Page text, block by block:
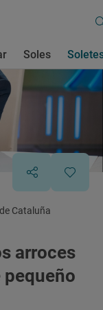
Soles
Cataluña
arroces
pequeño